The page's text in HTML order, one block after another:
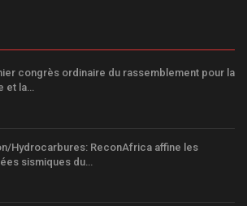
congrès ordinaire du rassemblement pour la
et la…
Hydrocarbures: ReconAfrica affine les
sismiques du…